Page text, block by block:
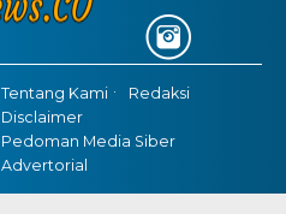
Tentang Kami
Redaksi
Disclaimer
Pedoman Media Siber
Advertorial